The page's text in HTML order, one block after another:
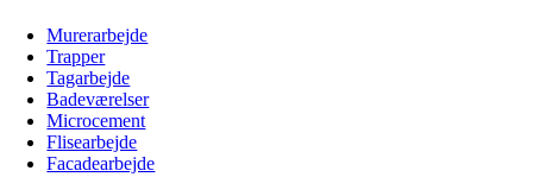
Murerarbejde
Trapper
Tagarbejde
Badeværelser
Microcement
Flisearbejde
Facadearbejde